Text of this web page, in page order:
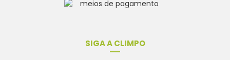
SIGA A CLIMPO